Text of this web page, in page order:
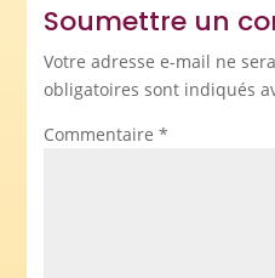
Soumettre un
Votre adresse e-mail ne
obligatoires sont indiqués
Commentaire *